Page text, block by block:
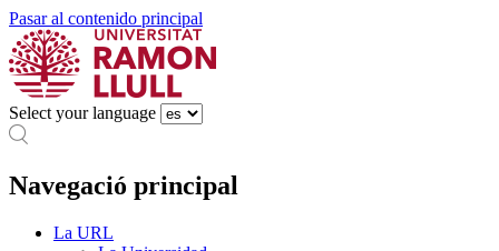
Pasar al contenido principal
Select your language
Navegació principal
La URL